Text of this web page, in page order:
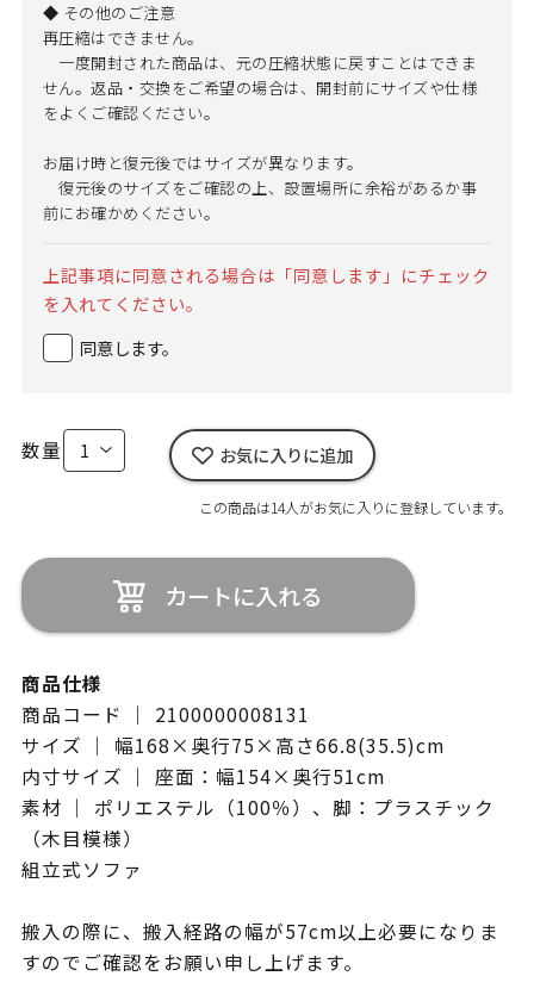
◆ その他のご注意
再圧縮はできません。
一度開封された商品は、元の圧縮状態に戻すことはできま
せん。返品・交換をご希望の場合は、開封前にサイズや仕様
をよくご確認ください。
お届け時と復元後ではサイズが異なります。
復元後のサイズをご確認の上、設置場所に余裕があるか事
前にお確かめください。
上記事項に同意される場合は「同意します」にチェック
を入れてください。
同意します。
数量 お気に入りに追加
この商品は14人がお気に入りに登録しています。
カートに入れる
商品仕様
商品コード ｜ 2100000008131
サイズ ｜ 幅168×奥行75×高さ66.8(35.5)cm
内寸サイズ ｜ 座面：幅154×奥行51cm
素材 ｜ ポリエステル（100％）、脚：プラスチック
（木目模様）
組立式ソファ
搬入の際に、搬入経路の幅が57cm以上必要になりま
すのでご確認をお願い申し上げます。